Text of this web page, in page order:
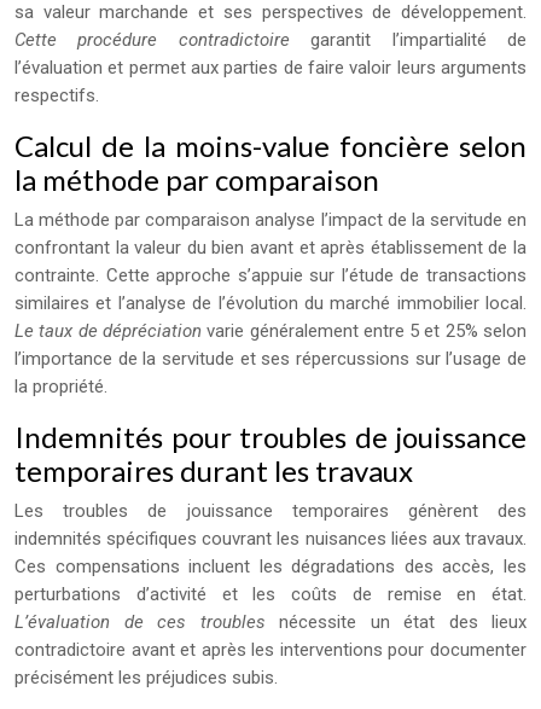
sa valeur marchande et ses perspectives de développement.
Cette procédure contradictoiregarantit l’impartialité de
l’évaluation et permet aux parties de faire valoir leurs arguments
respectifs.
Calcul de la moins-value foncière selon
la méthode par comparaison
La méthode par comparaison analyse l’impact de la servitude en
confrontant la valeur du bien avant et après établissement de la
contrainte. Cette approche s’appuie sur l’étude de transactions
similaires et l’analyse de l’évolution du marché immobilier local.
Le taux de dépréciationvarie généralement entre 5 et 25% selon
l’importance de la servitude et ses répercussions sur l’usage de
la propriété.
Indemnités pour troubles de jouissance
temporaires durant les travaux
Les troubles de jouissance temporaires génèrent des
indemnités spécifiques couvrant les nuisances liées aux travaux.
Ces compensations incluent les dégradations des accès, les
perturbations d’activité et les coûts de remise en état.
L’évaluation de ces troubles nécessite un état des lieux
contradictoire avant et après les interventions pour documenter
précisément les préjudices subis.